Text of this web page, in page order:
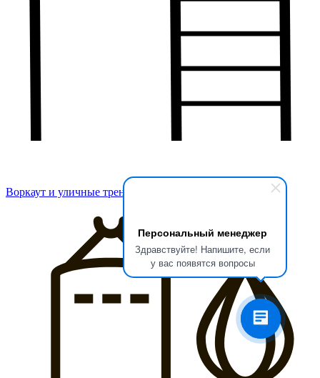
Персональный менеджер
Здравствуйте! Напишите, если
у вас появятся вопросы
Воркаут и уличные тренажеры